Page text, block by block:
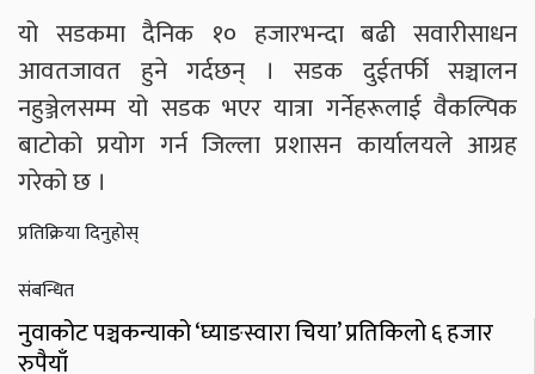
यो सडकमा दैनिक १० हजारभन्दा बढी सवारीसाधन
आवतजावत हुने गर्दछन् । सडक दुईतर्फी सञ्चालन
नहुञ्जेलसम्म यो सडक भएर यात्रा गर्नेहरूलाई वैकल्पिक
बाटोको प्रयोग गर्न जिल्ला प्रशासन कार्यालयले आग्रह
गरेको छ ।
प्रतिक्रिया दिनुहोस्
संबन्धित
नुवाकोट पञ्चकन्याको ‘घ्याङस्वारा चिया’ प्रतिकिलो ६ हजार
रुपैयाँ